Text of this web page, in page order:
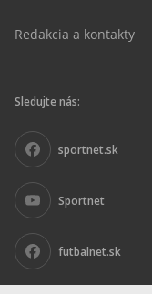
Redakcia a kontakty
Sledujte nás:
sportnet.sk
Sportnet
futbalnet.sk